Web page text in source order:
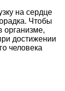
на сердце
Чтобы
организме,
достижении
человека